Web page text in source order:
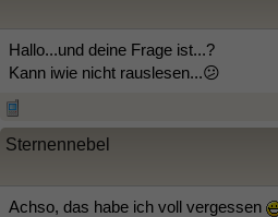
Hallo...und deine Frage ist...?
Kann iwie nicht rauslesen...😕
Sternennebel
Achso, das habe ich voll vergessen